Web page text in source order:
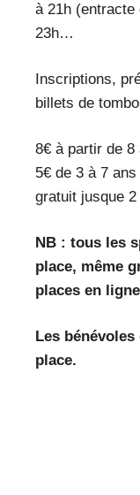
à 21h (entracte
23h…
Inscriptions,
billets de
8€ à partir de 8
5€ de 3 à 7 ans
gratuit jusque 2
NB : tous les
place, même
places en
Les
place.